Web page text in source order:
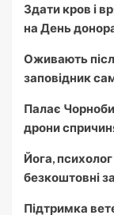
Здати кров і
на День
Оживають
заповідник
Палає
дрони
Йога,
безкоштовні
Підтримка